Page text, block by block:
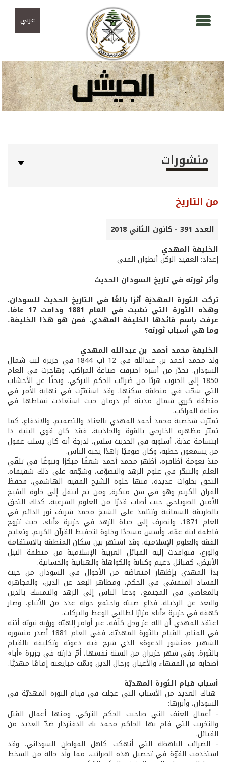
عربي
منشورات
من التاريخ
العدد 391 - كانون الثاني 2018
الخليفة المهدي
إعداد: العقيد الركن أنطوان الفتى
وأثر ثورته في تاريخ السودان الحديث
تركت الثورة المهديّة أثرًا بالغًا في التاريخ الحديث للسودان.
وهذه الثورة التي نشبت في العام 1881 ودامت 17 عامًا،
عرفت باسم قائدها الخليفة المهدي. فمن هو هذا الخليفة،
وما هي أسباب ثورته؟
الخليفة محمد أحمد بن عبدالله المهدي
ولد محمد أحمد بن عبدالله في 12 آب 1844 في جزيرة لبب شمال
السودان. تحدّر من أسرة احترفت صناعة المراكب، وهاجرت في العام
1850 إلى الجنوب هربًا من ضرائب الحكم التركي، وبحثًا عن الأخشاب
التي شحّت في منطقة سكنها. وقد استقرّت في نهاية الأمر في
منطقة كرري شمال مدينة أم درمان حيث استعادت نشاطها في
صناعة المراكب.
تميّزت شخصية محمد أحمد المهدي بالعناد والتصميم، والاندفاع. كما
تميّز مظهره الخارجي بالقوة والجاذبية. فقد كان قوي البنية ذا
ابتسامة عذبة، أسلوبه في الحديث سلس، لدرجة أنه كان يسلب عقول
من يسمعون خطبه، وكان صوفيًا زاهدًا يحبه الناس.
منذ نعومة أظافره، أظهر محمد أحمد شغفًا مبكرًا ونبوغًا في تلقّي
العلم والتبحّر في علوم الزهد والتصوّف، وشجّعه على ذلك شقيقاه.
التحق بخلوات عديدة، منها خلوة الشيخ الفقيه الهاشمي، فحفظ
القرآن الكريم وهو في سن مبكرة, ومن ثم انتقل إلى خلوة الشيخ
الأمين الصويلحي حيث أصاب قدرًا من العلوم الشرعية. كذلك التحق
بالطريقة السمانية وتتلمذ على الشيخ محمد شريف نور الدائم في
العام 1871، وانصرف إلى حياة الزهد في جزيرة «أبا»، حيث تزوج
فاطمة ابنة عمّه، وأسس مسجدًا وخلوة لتحفيظ القرآن الكريم، وتعليم
الفقه والعلوم الإسلامية. وقد اشتهر بين سكان المنطقة بالاستقامة
والورع، فتوافدت إليه القبائل العربية الإسلامية من منطقة النيل
الأبيض، كقبائل دغيم وكنانة والكواهلة والهبانية والحسانية.
بدأ المهدي بإظهار امتعاضه من الأحوال في السودان من حيث
الفساد المتفشي في الحكم، ومظاهر البعد عن الدين، والمجاهرة
بالمعاصي في المجتمع، ودعا الناس إلى الزهد والتمسك بالدين
والبعد عن الرذيلة. فذاع صيته واجتمع حوله عدد من الأتباع، وصار
كهفه في جزيرة «أبا» مزارًا لطالبي الوعظ والبركات.
اعتقد المهدي أن الله عز وجل كلّفه، عبر أوامر إلهيّة ورؤية نبويّة أتته
في المنام، القيام بالثورة المهديّة. ففي العام 1881 أصدر منشوره
الشهير «منشور الدعوة» الذي شرح فيه دعوته وتكليفه بالقيام
بالثورة. وفي شهر حزيران من السنة نفسها، أمّ دارته في جزيرة «أبا»
أصحابه من الفقهاء والأعيان ورجال الدين وتمّت مبايعته إمامًا مهديًّا.
أسباب قيام الثورة المهديّة
هناك العديد من الأسباب التي عجلت في قيام الثورة المهديّة في
السودان، وأبرزها:
- أعمال العنف التي صاحبت الحكم التركي، ومنها أعمال القتل
والتخريب التي قام بها الحاكم محمد بك الدفتردار ضدّ العديد من
القبائل.
- الضرائب الباهظة التي أنهكت كاهل المواطن السوداني، وقد
استخدمت القوّة في تحصيل هذه الضرائب، مما ولّد حالة من السخط